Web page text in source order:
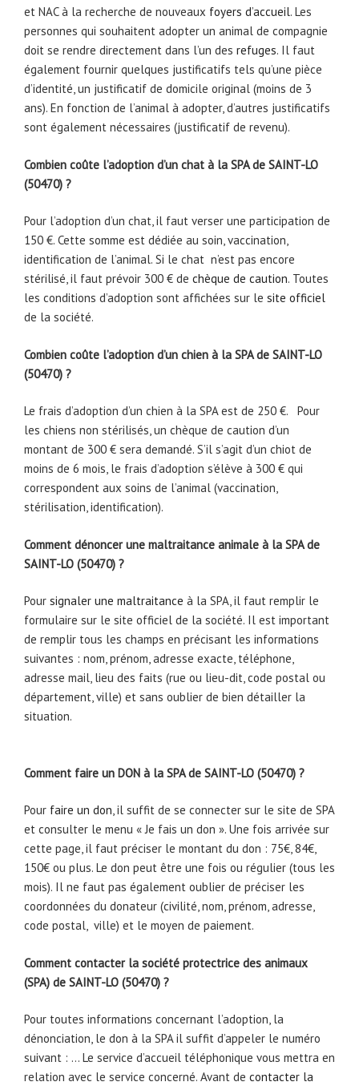
et NAC à la recherche de nouveaux foyers d’accueil. Les
personnes qui souhaitent adopter un animal de compagnie
doit se rendre directement dans l’un des refuges. Il faut
également fournir quelques justificatifs tels qu’une pièce
d’identité, un justificatif de domicile original (moins de 3
ans). En fonction de l’animal à adopter, d’autres justificatifs
sont également nécessaires (justificatif de revenu).
Combien coûte l’adoption d’un chat à la SPA de SAINT-LO
(50470) ?
Pour l’adoption d’un chat, il faut verser une participation de
150 €. Cette somme est dédiée au soin, vaccination,
identification de l’animal. Si le chat n’est pas encore
stérilisé, il faut prévoir 300 € de chèque de caution. Toutes
les conditions d’adoption sont affichées sur le site officiel
de la société.
Combien coûte l’adoption d’un chien à la SPA de SAINT-LO
(50470) ?
Le frais d’adoption d’un chien à la SPA est de 250 €. Pour
les chiens non stérilisés, un chèque de caution d’un
montant de 300 € sera demandé. S’il s’agit d’un chiot de
moins de 6 mois, le frais d’adoption s’élève à 300 € qui
correspondent aux soins de l’animal (vaccination,
stérilisation, identification).
Comment dénoncer une maltraitance animale à la SPA de
SAINT-LO (50470) ?
Pour signaler une maltraitance à la SPA, il faut remplir le
formulaire sur le site officiel de la société. Il est important
de remplir tous les champs en précisant les informations
suivantes : nom, prénom, adresse exacte, téléphone,
adresse mail, lieu des faits (rue ou lieu-dit, code postal ou
département, ville) et sans oublier de bien détailler la
situation.
Comment faire un DON à la SPA de SAINT-LO (50470) ?
Pour faire un don, il suffit de se connecter sur le site de SPA
et consulter le menu « Je fais un don ». Une fois arrivée sur
cette page, il faut préciser le montant du don : 75€, 84€,
150€ ou plus. Le don peut être une fois ou régulier (tous les
mois). Il ne faut pas également oublier de préciser les
coordonnées du donateur (civilité, nom, prénom, adresse,
code postal, ville) et le moyen de paiement.
Comment contacter la société protectrice des animaux
(SPA) de SAINT-LO (50470) ?
Pour toutes informations concernant l’adoption, la
dénonciation, le don à la SPA il suffit d’appeler le numéro
suivant : … Le service d’accueil téléphonique vous mettra en
relation avec le service concerné. Avant de contacter la